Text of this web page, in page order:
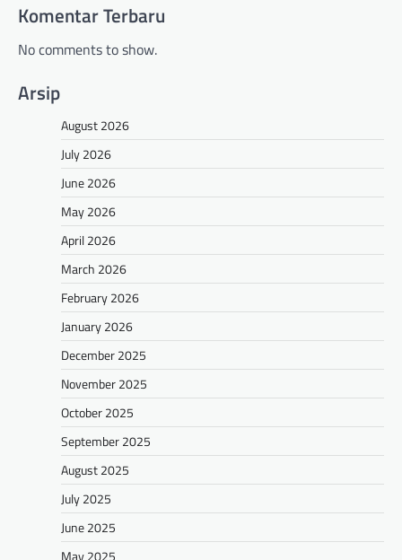
Komentar Terbaru
No comments to show.
Arsip
August 2026
July 2026
June 2026
May 2026
April 2026
March 2026
February 2026
January 2026
December 2025
November 2025
October 2025
September 2025
August 2025
July 2025
June 2025
May 2025